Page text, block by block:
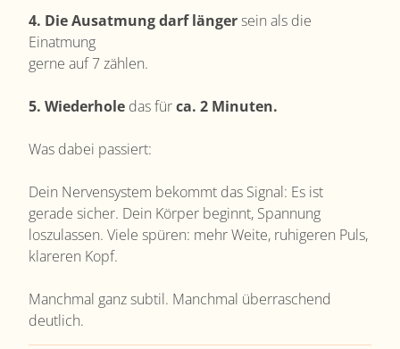
4. Die Ausatmung darf längersein als die
Einatmung
gerne auf 7 zählen.
5. Wiederhole das fürca. 2 Minuten.
Was dabei passiert:
Dein Nervensystem bekommt das Signal: Es ist
gerade sicher. Dein Körper beginnt, Spannung
loszulassen.Viele spüren: mehr Weite, ruhigeren Puls,
klareren Kopf.
Manchmal ganz subtil. Manchmal überraschend
deutlich.